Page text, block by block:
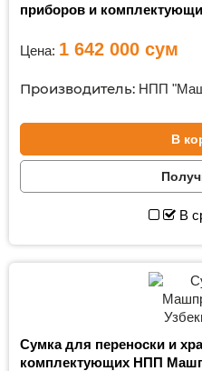
приборов и
Цена: 1 642 000 сум
Производитель: НПП
В
В
Сумка для переноски и
комплектующих НПП